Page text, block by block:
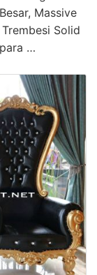
Massive
Solid
…